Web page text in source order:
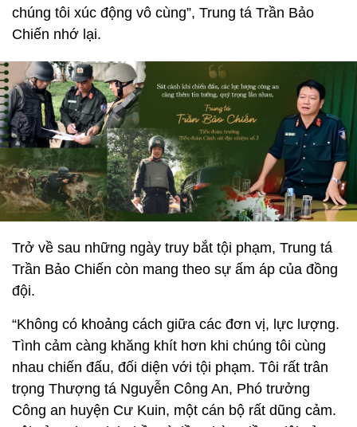
chúng tôi xúc động vô cùng”, Trung tá Trần Bảo
Chiến nhớ lại.
Trở về sau những ngày truy bắt tội phạm, Trung tá
Trần Bảo Chiến còn mang theo sự ấm áp của đồng
đội.
“Không có khoảng cách giữa các đơn vị, lực lượng.
Tình cảm càng khăng khít hơn khi chúng tôi cùng
nhau chiến đấu, đối diện với tội phạm. Tôi rất trân
trọng Thượng tá Nguyễn Công An, Phó trưởng
Công an huyện Cư Kuin, một cán bộ rất dũng cảm.